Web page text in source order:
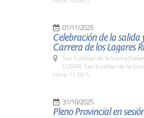
01/11/2025
Celebración de la salida
Carrera de los Lagares
San Esteban de la Sierra
LUGAR: San Esteban de la
Hora: 11,00 h.
31/10/2025
Pleno Provincial en